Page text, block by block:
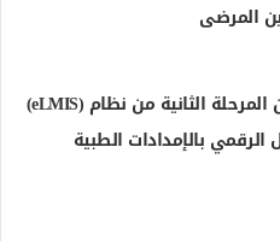
المرضى
الصحة تدشن المرحلة الثانية من نظام (eLMIS)
الرقمي بالإمدادات الطبية